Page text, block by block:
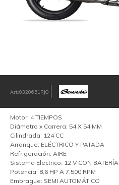
0320651RJO
Motor: 4 TIEMPOS
Diámetro x Carrera: 54 X 54 MM
Cilindrada: 124 CC
Arranque: ELÉCTRICO Y PATADA
Refrigeración: AIRE
Sistema Electrico: 12 V CON BATERÍA
Potencia: 8,6 HP A 7,500 RPM
Embrague: SEMI AUTOMÁTICO